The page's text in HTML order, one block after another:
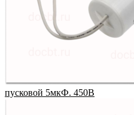
пусковой 5мкФ. 450В